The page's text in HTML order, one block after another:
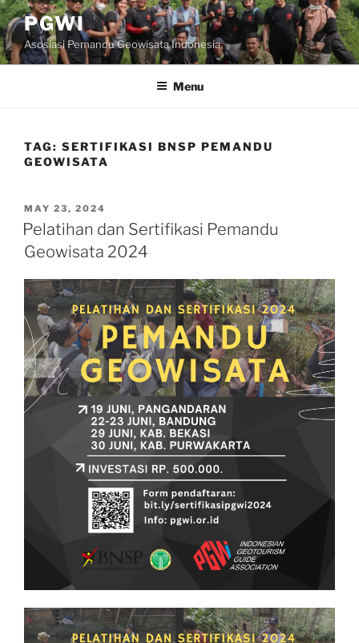
Skip
to
content
PGWI
Asosiasi Pemandu Geowisata Indonesia
Menu
TAG: SERTIFIKASI BNSP PEMANDU
GEOWISATA
POSTED
ON
MAY 23, 2024
Pelatihan dan Sertifikasi Pemandu
Geowisata 2024